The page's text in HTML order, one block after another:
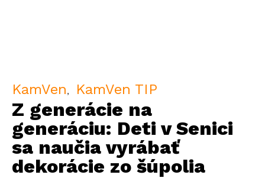
KamVen KamVen TIP
Z generácie na
generáciu: Deti v Senici
sa naučia vyrábať
dekorácie zo šúpolia